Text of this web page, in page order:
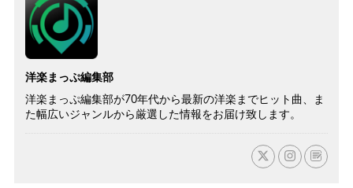
洋楽まっぷ編集部
洋楽まっぷ編集部が70年代から最新の洋楽までヒット曲、ま
た幅広いジャンルから厳選した情報をお届け致します。